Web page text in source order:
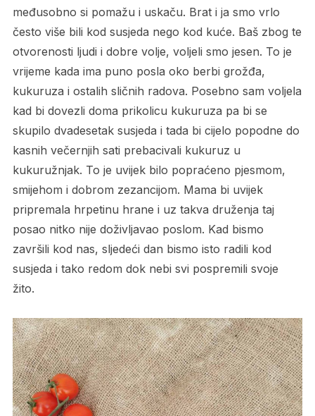
međusobno si pomažu i uskaču. Brat i ja smo vrlo
često više bili kod susjeda nego kod kuće. Baš zbog te
otvorenosti ljudi i dobre volje, voljeli smo jesen. To je
vrijeme kada ima puno posla oko berbi grožđa,
kukuruza i ostalih sličnih radova. Posebno sam voljela
kad bi dovezli doma prikolicu kukuruza pa bi se
skupilo dvadesetak susjeda i tada bi cijelo popodne do
kasnih večernjih sati prebacivali kukuruz u
kukuružnjak. To je uvijek bilo popraćeno pjesmom,
smijehom i dobrom zezancijom. Mama bi uvijek
pripremala hrpetinu hrane i uz takva druženja taj
posao nitko nije doživljavao poslom. Kad bismo
završili kod nas, sljedeći dan bismo isto radili kod
susjeda i tako redom dok nebi svi pospremili svoje
žito.